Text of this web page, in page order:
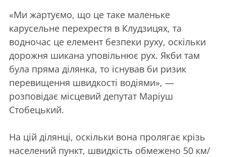
«Ми жартуємо, що це таке маленьке
карусельне перехрестя в Клудзицях, та
водночас це елемент безпеки руху, оскільки
дорожня шикана уповільнює рух. Якби там
була пряма ділянка, то існував би ризик
перевищення швидкості водіями», —
розповідає місцевий депутат Маріуш
Стобецький.
На цій ділянці, оскільки вона пролягає крізь
населений пункт, швидкість обмежено 50 км/